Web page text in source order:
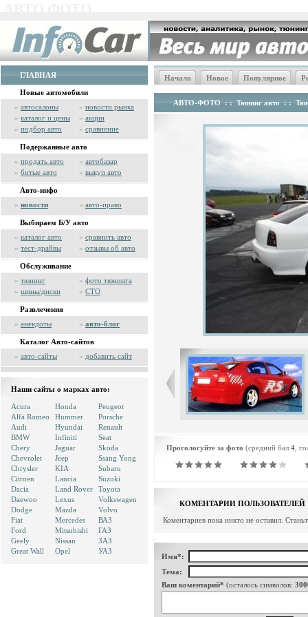
ГЛАВНАЯ
Новые автомобили
» автосалоны » новости рынка
» каталог и цены » акции
» подбор авто » сравнение
Подержанные авто
» продать авто » автобазар
» битые авто » выкуп авто
Авто-инфо
» новости » авто-право
Выбираем Б/У авто
» каталог авто » сравнить авто
» тест-драйвы » отзывы об авто
Обслуживание
» тюнинг » фото тюнинга
» шины/диски » СТО
Развлечения
» анекдоты » авто-блог
Каталог Авто-сайтов
» авто-сайты » добавить сайт
Наши сайты о марках авто:
Acura
Alfa Romeo
Audi
BMW
Chery
Chevrolet
Chrysler
Citroen
Dacia
Daewoo
Dodge
Fiat
Ford
Geely
Great Wall
Honda
Hummer
Hyundai
Infiniti
Jaguar
Jeep
KIA
Lancia
Land Rover
Lexus
Mazda
Mercedes
Mitsubishi
Nissan
Opel
Peugeot
Porsche
Renault
Seat
Skoda
Ssang Yong
Subaru
Suzuki
Toyota
Volkswagen
Volvo
ВАЗ
ГАЗ
ЗАЗ
УАЗ
Начало Новое Популярное
АВТО-ФОТО : : Тюнинг авто : :
Проголосуйте за фото (средний бал 4 ,
КОМЕНТАРИИ ПОЛЬЗОВАТЕЛЕЙ
Коментариев пока никто не оставил.
Имя*:
Тема:
Ваш коментарий* (осталось символов: